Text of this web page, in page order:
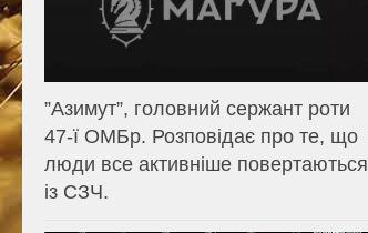
⁨”Азимут”, головний сержант роти
47-ї ОМБр. Розповідає про те, що
люди все активніше повертаються
із СЗЧ.